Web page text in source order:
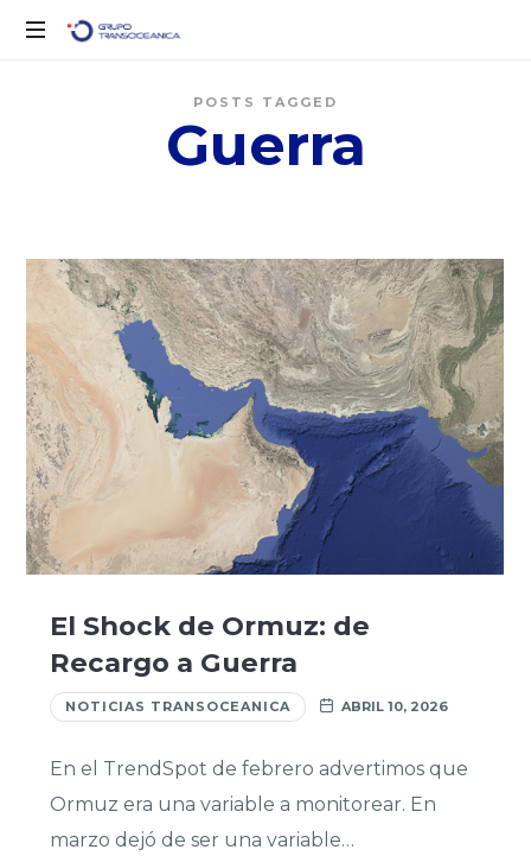
POSTS TAGGED
Guerra
El Shock de Ormuz: de
Recargo a Guerra
NOTICIAS TRANSOCEANICA ABRIL 10, 2026
En el TrendSpot de febrero advertimos que
Ormuz era una variable a monitorear. En
marzo dejó de ser una variable…